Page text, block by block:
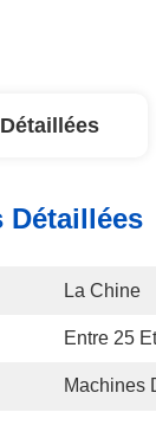
Détaillées
La Chine
Entre 25
Machines